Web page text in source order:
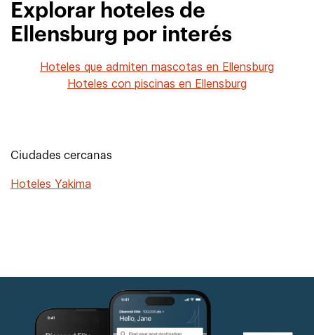
Explorar hoteles de
Ellensburg por interés
Hoteles que admiten mascotas en Ellensburg
Hoteles con piscinas en Ellensburg
Ciudades cercanas
Hoteles Yakima